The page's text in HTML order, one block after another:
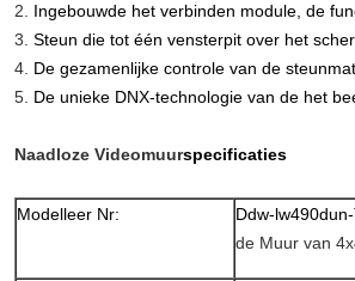
2. Ingebouwde het verbinden module, de
3. Steun die tot één vensterpit over het
4. De gezamenlijke controle van de
5. De unieke DNX-technologie van de het
Naadloze Videomuurspecificaties
Modelleer Nr: Ddw-
de Muur van